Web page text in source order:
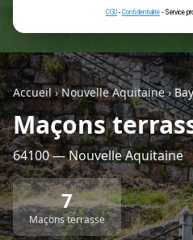
Retour
CGU-Confidentialité
Accueil›Nouvelle Aquitaine›
Maçons
64100 — Nouvelle Aquitaine
7
Maçons terrasse